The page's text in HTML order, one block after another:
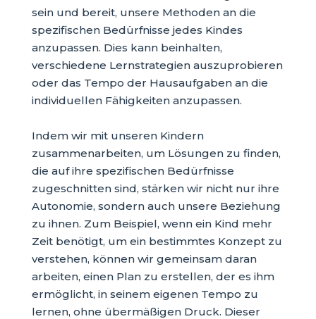
sein und bereit, unsere Methoden an die
spezifischen Bedürfnisse jedes Kindes
anzupassen. Dies kann beinhalten,
verschiedene Lernstrategien auszuprobieren
oder das Tempo der Hausaufgaben an die
individuellen Fähigkeiten anzupassen.
Indem wir mit unseren Kindern
zusammenarbeiten, um Lösungen zu finden,
die auf ihre spezifischen Bedürfnisse
zugeschnitten sind, stärken wir nicht nur ihre
Autonomie, sondern auch unsere Beziehung
zu ihnen. Zum Beispiel, wenn ein Kind mehr
Zeit benötigt, um ein bestimmtes Konzept zu
verstehen, können wir gemeinsam daran
arbeiten, einen Plan zu erstellen, der es ihm
ermöglicht, in seinem eigenen Tempo zu
lernen, ohne übermäßigen Druck. Dieser